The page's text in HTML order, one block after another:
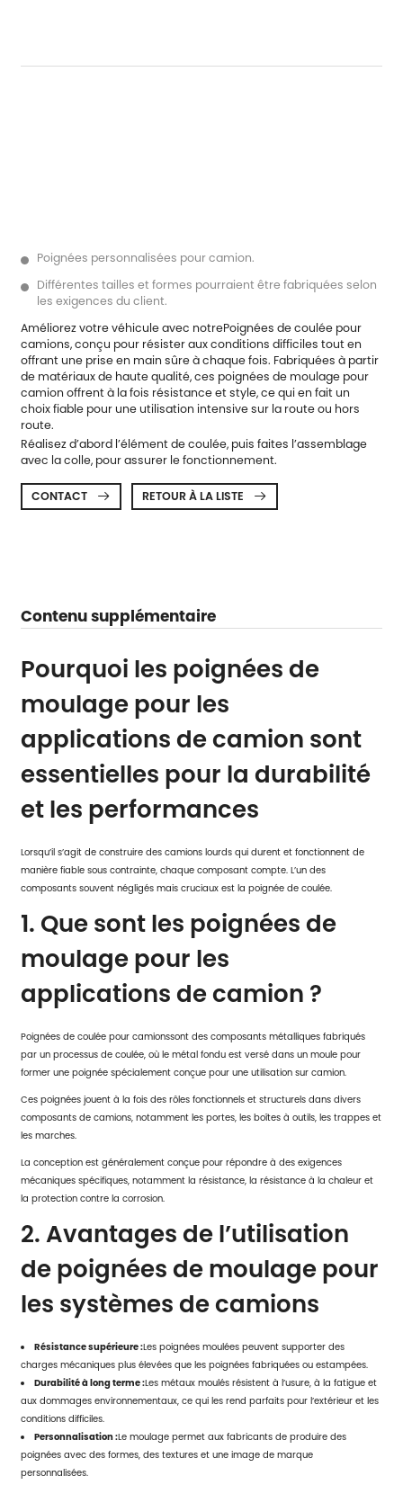
Poignées personnalisées pour camion.
Différentes tailles et formes pourraient être fabriquées selon
les exigences du client.
Améliorez votre véhicule avec notrePoignées de coulée pour
camions, conçu pour résister aux conditions difficiles tout en
offrant une prise en main sûre à chaque fois. Fabriquées à partir
de matériaux de haute qualité, ces poignées de moulage pour
camion offrent à la fois résistance et style, ce qui en fait un
choix fiable pour une utilisation intensive sur la route ou hors
route.
Réalisez d’abord l’élément de coulée, puis faites l’assemblage
avec la colle, pour assurer le fonctionnement.
CONTACT  RETOUR À LA LISTE 
Contenu supplémentaire
Pourquoi les poignées de
moulage pour les
applications de camion sont
essentielles pour la durabilité
et les performances
Lorsqu’il s’agit de construire des camions lourds qui durent et fonctionnent de
manière fiable sous contrainte, chaque composant compte. L’un des
composants souvent négligés mais cruciaux est la poignée de coulée.
1. Que sont les poignées de
moulage pour les
applications de camion ?
Poignées de coulée pour camionssont des composants métalliques fabriqués
par un processus de coulée, où le métal fondu est versé dans un moule pour
former une poignée spécialement conçue pour une utilisation sur camion.
Ces poignées jouent à la fois des rôles fonctionnels et structurels dans divers
composants de camions, notamment les portes, les boîtes à outils, les trappes et
les marches.
La conception est généralement conçue pour répondre à des exigences
mécaniques spécifiques, notamment la résistance, la résistance à la chaleur et
la protection contre la corrosion.
2. Avantages de l’utilisation
de poignées de moulage pour
les systèmes de camions
Résistance supérieure :Les poignées moulées peuvent supporter des
charges mécaniques plus élevées que les poignées fabriquées ou estampées.
Durabilité à long terme :Les métaux moulés résistent à l’usure, à la fatigue et
aux dommages environnementaux, ce qui les rend parfaits pour l’extérieur et les
conditions difficiles.
Personnalisation :Le moulage permet aux fabricants de produire des
poignées avec des formes, des textures et une image de marque
personnalisées.